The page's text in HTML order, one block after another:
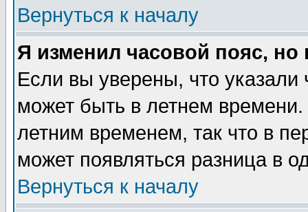
Вернуться к началу
Я изменил часовой пояс,
Если вы уверены, что указали
может быть в летнем
летним временем, так что в
может появляться разница в
Вернуться к началу